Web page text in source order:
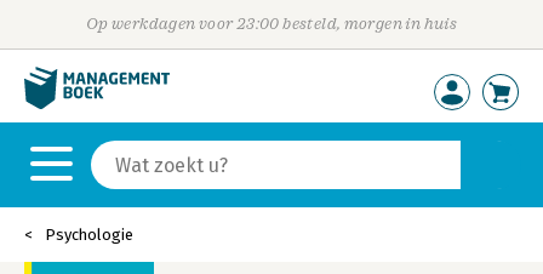
Op werkdagen voor 23:00 besteld, morgen in huis
Psychologie